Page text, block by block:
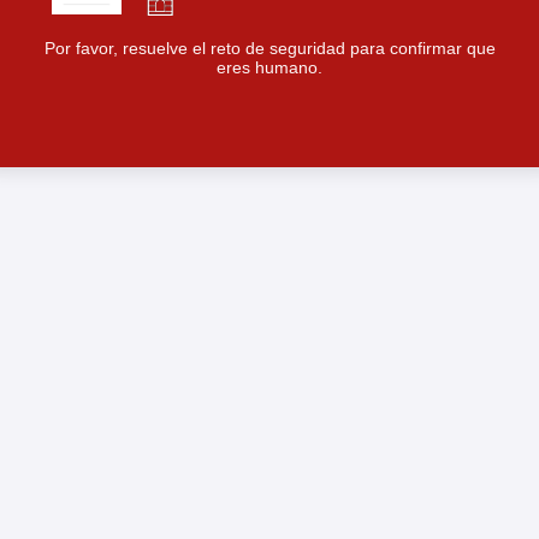
Por favor, resuelve el reto de seguridad para confirmar que
eres humano.